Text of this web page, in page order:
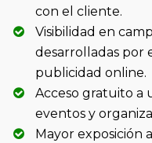
con el cliente.
Visibilidad en
desarrolladas por
publicidad online.
Acceso gratuito a
eventos y
Mayor exposición